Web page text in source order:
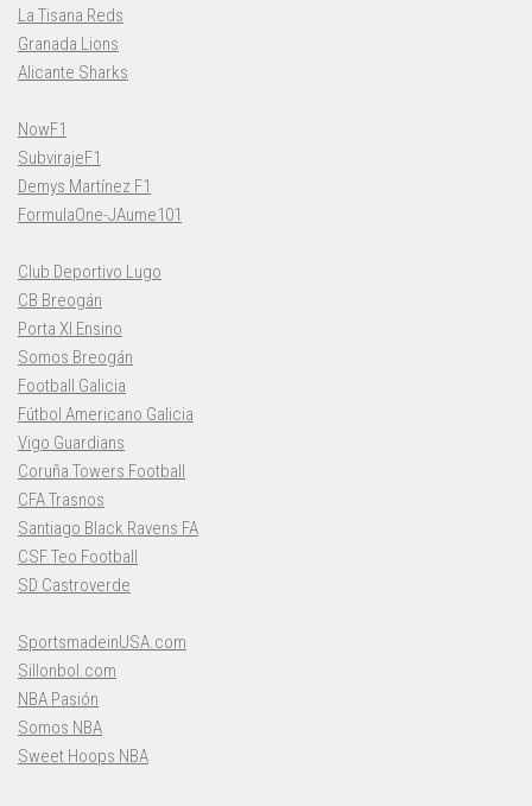
La Tisana Reds
Granada Lions
Alicante Sharks
NowF1
SubvirajeF1
Demys Martínez F1
FormulaOne-JAume101
Club Deportivo Lugo
CB Breogán
Porta XI Ensino
Somos Breogán
Football Galicia
Fútbol Americano Galicia
Vigo Guardians
Coruña Towers Football
CFA Trasnos
Santiago Black Ravens FA
CSF Teo Football
SD Castroverde
SportsmadeinUSA.com
Sillonbol.com
NBA Pasión
Somos NBA
Sweet Hoops NBA